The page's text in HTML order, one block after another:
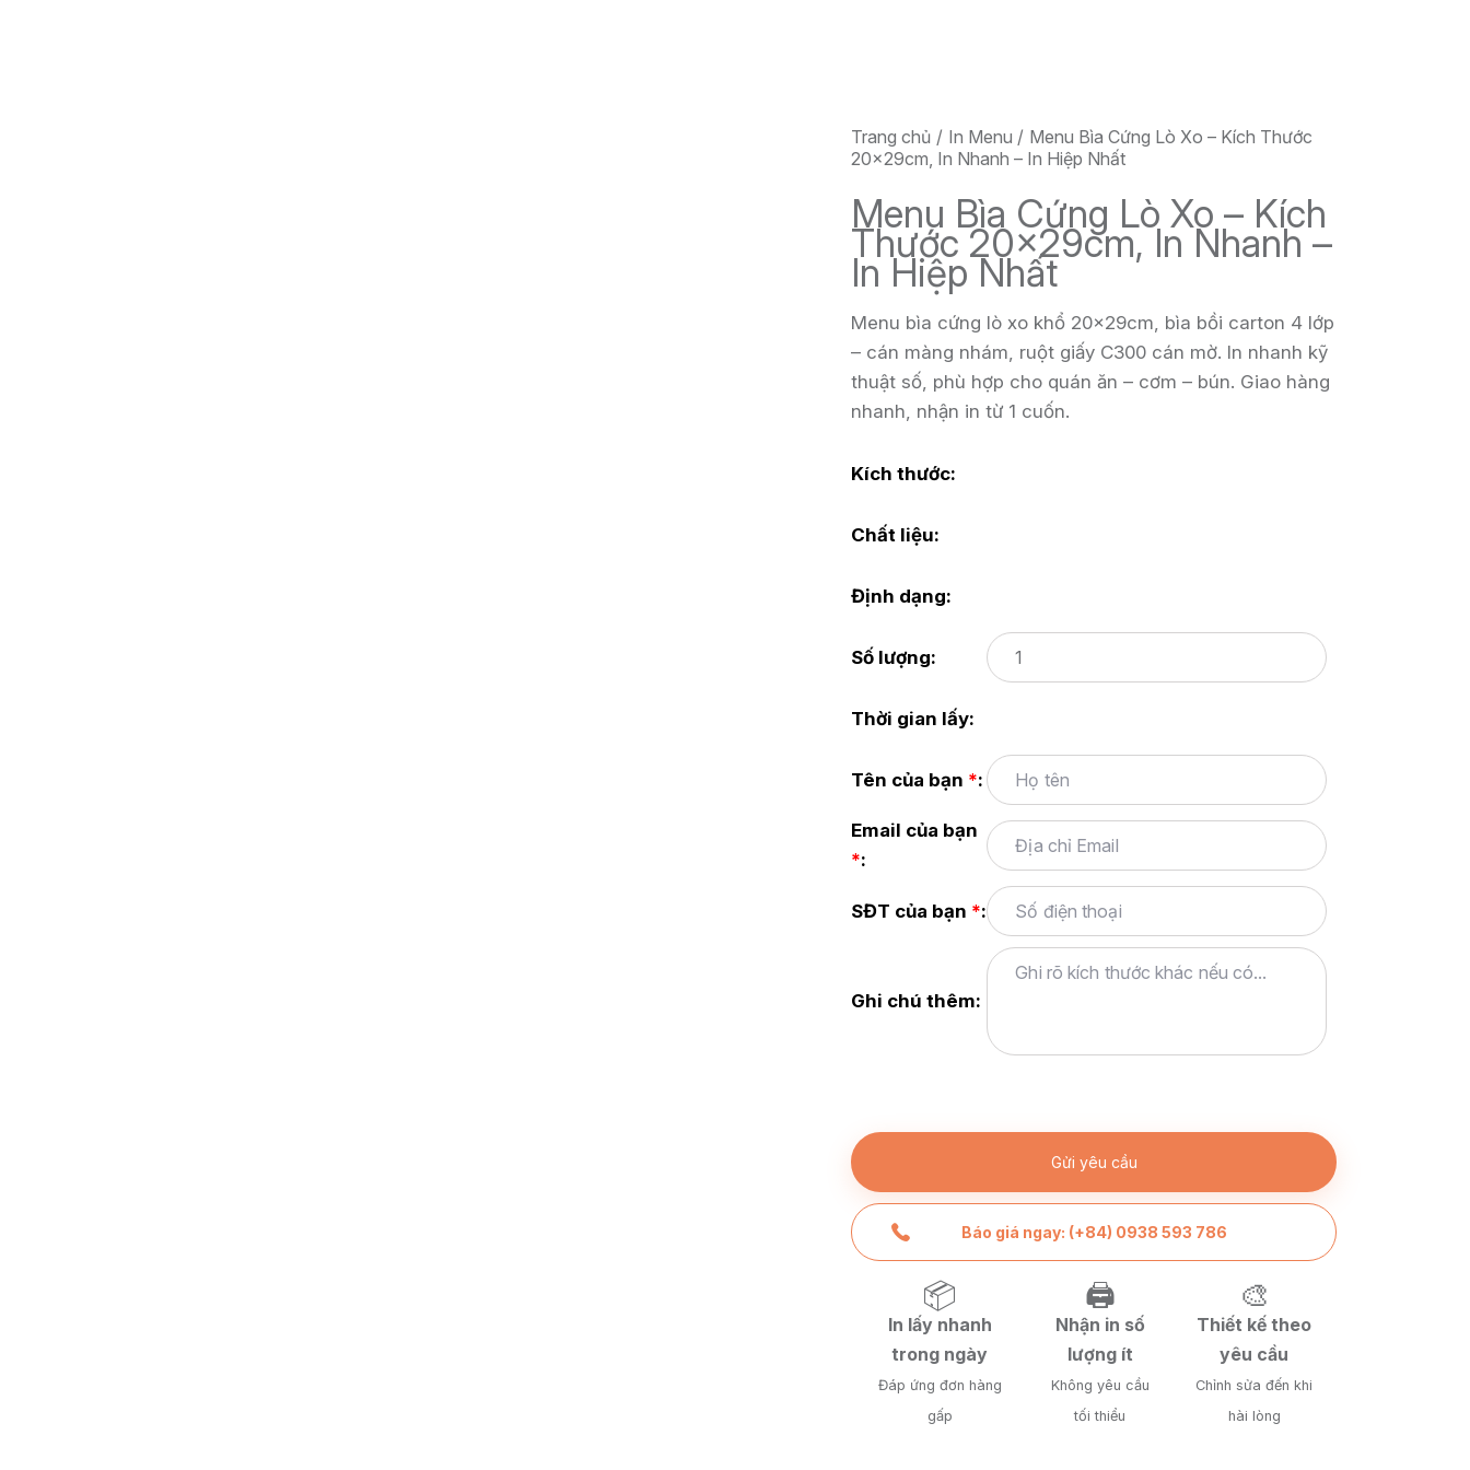
Trang chủ In Menu
Menu Bìa Cứng Lò Xo – Kích Thước
20x29cm, In Nhanh – In Hiệp Nhất
Menu Bìa Cứng Lò Xo – Kích
Thước 20x29cm, In Nhanh –
In Hiệp Nhất
Menu bìa cứng lò xo khổ 20x29cm, bìa bồi carton 4 lớp
– cán màng nhám, ruột giấy C300 cán mờ. In nhanh kỹ
thuật số, phù hợp cho quán ăn – cơm – bún. Giao hàng
nhanh, nhận in từ 1 cuốn.
Kích thước:
Chất liệu:
Định dạng:
Số lượng:
Thời gian lấy:
Tên của bạn *:
Email của bạn
*:
SĐT của bạn *:
Ghi chú thêm:
Báo giá ngay: (+84) 0938 593 786
📦
In lấy nhanh
trong ngày
Đáp ứng đơn hàng
gấp
🖨️
Nhận in số
lượng ít
Không yêu cầu
tối thiểu
🎨
Thiết kế theo
yêu cầu
Chỉnh sửa đến khi
hài lòng